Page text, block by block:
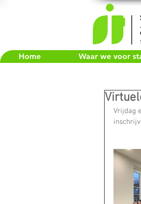
Home Waar we voor
Vrijdag